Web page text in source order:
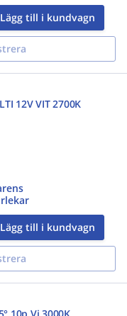
Lägg till i kundvagn
12V VIT 2700K
Lägg till i kundvagn